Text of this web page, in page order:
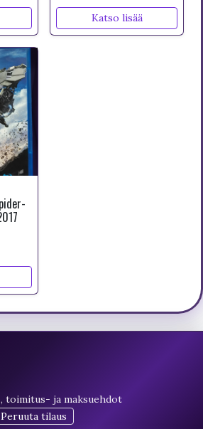
Katso lisää
toimitus- ja maksuehdot
Peruuta tilaus